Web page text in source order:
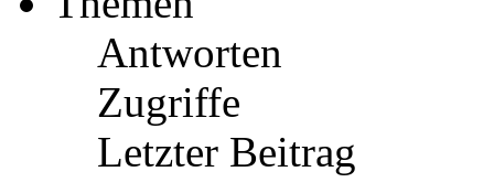
Antworten
Zugriffe
Letzter Beitrag